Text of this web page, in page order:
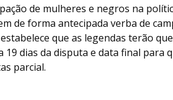
de mulheres e negros na
de forma antecipada verba de
que as legendas terão
dias da disputa e data final para
parcial.